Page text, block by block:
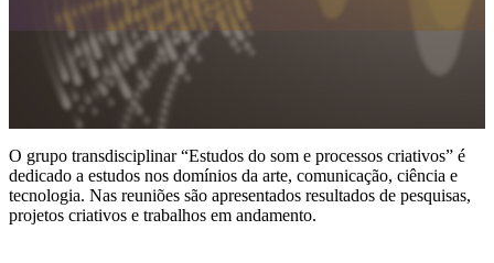
O grupo transdisciplinar “Estudos do som e processos criativos” é
dedicado a estudos nos domínios da arte, comunicação, ciência e
tecnologia. Nas reuniões são apresentados resultados de pesquisas,
projetos criativos e trabalhos em andamento.